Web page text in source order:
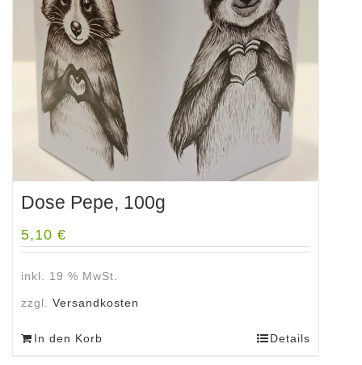
Dose Pepe, 100g
5,10 €
inkl. 19 % MwSt.
zzgl. Versandkosten
In den Korb Details